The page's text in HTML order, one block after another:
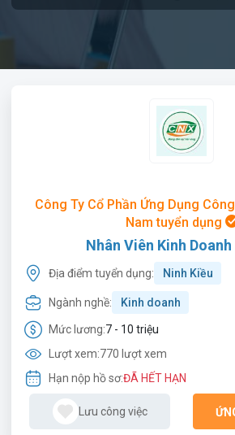
Công Ty Cổ Phần Ứng Dụng
Nam tuyển dụng
Nhân Viên Kinh
Địa điểm tuyển dụng: Ninh Kiều
Ngành nghề: Kinh doanh
Mức lương:7 - 10 triệu
Lượt xem:770 lượt xem
Hạn nộp hồ sơ:ĐÃ HẾT HẠN
Lưu công việc